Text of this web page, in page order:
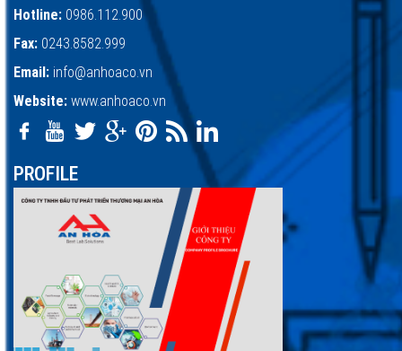
Hotline: 0986.112.900
Fax: 0243.8582.999
Email: info@anhoaco.vn
Website: www.anhoaco.vn
PROFILE